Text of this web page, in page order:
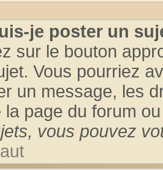
je poster un
sur le bouton
Vous pourriez
un message, les
la page du forum
vous pouvez